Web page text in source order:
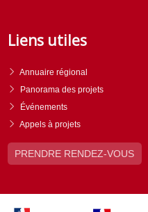
Liens utiles
Annuaire régional
Panorama des projets
Événements
Appels à projets
PRENDRE RENDEZ-VOUS